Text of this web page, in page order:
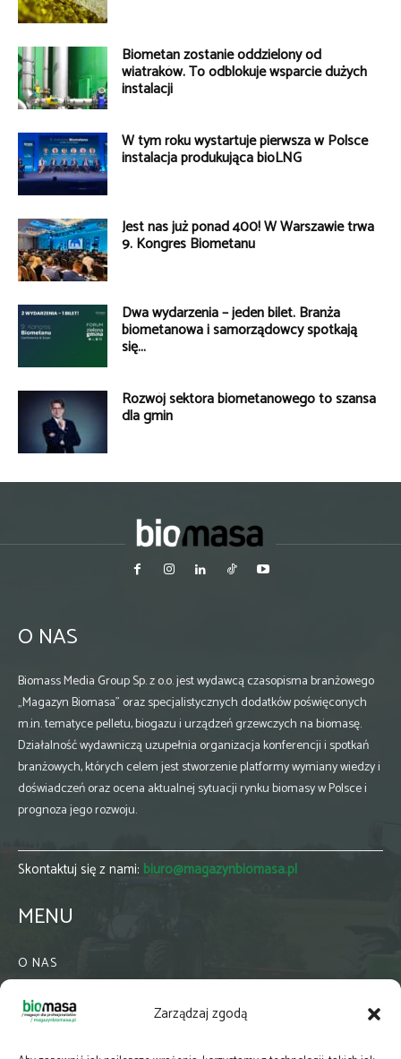
Zarządzaj zgodą
Biometan zostanie oddzielony od
wiatraków. To odblokuje wsparcie dużych
instalacji
W tym roku wystartuje pierwsza w Polsce
instalacja produkująca bioLNG
Jest nas już ponad 400! W Warszawie trwa
9. Kongres Biometanu
Dwa wydarzenia – jeden bilet. Branża
biometanowa i samorządowcy spotkają
się...
Rozwój sektora biometanowego to szansa
dla gmin
O NAS
Biomass Media Group Sp. z o.o. jest wydawcą czasopisma branżowego
„Magazyn Biomasa” oraz specjalistycznych dodatków poświęconych
m.in. tematyce pelletu, biogazu i urządzeń grzewczych na biomasę.
Działalność wydawniczą uzupełnia organizacja konferencji i spotkań
branżowych, których celem jest stworzenie platformy wymiany wiedzy i
doświadczeń oraz ocena aktualnej sytuacji rynku biomasy w Polsce i
prognoza jego rozwoju.
Skontaktuj się z nami: biuro@magazynbiomasa.pl
MENU
O NAS
WSPÓŁPRACA